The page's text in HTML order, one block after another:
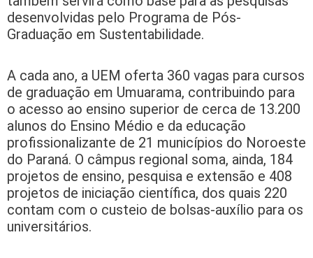
desenvolvidas pelo Programa de Pós-
Graduação em Sustentabilidade.
A cada ano, a UEM oferta 360 vagas para cursos
de graduação em Umuarama, contribuindo para
o acesso ao ensino superior de cerca de 13.200
alunos do Ensino Médio e da educação
profissionalizante de 21 municípios do Noroeste
do Paraná. O câmpus regional soma, ainda, 184
projetos de ensino, pesquisa e extensão e 408
projetos de iniciação científica, dos quais 220
contam com o custeio de bolsas-auxílio para os
universitários.